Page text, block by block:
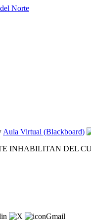
Aula Virtual (Blackboard)
INHABILITAN DEL